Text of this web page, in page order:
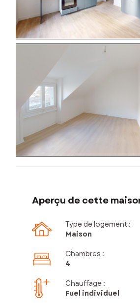
Aperçu de cette
Type de logement :
Maison
Chambres :
4
Chauffage :
Fuel individuel